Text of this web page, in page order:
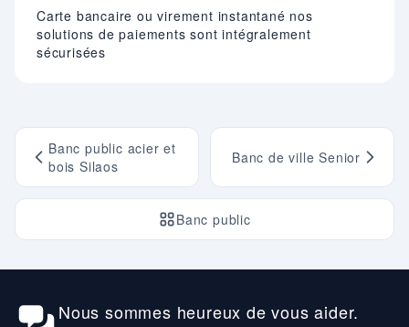
Carte bancaire ou virement instantané nos
solutions de paiements sont intégralement
sécurisées
Banc public acier et
bois Silaos
Banc public
Banc de ville Senior
Nous sommes heureux de vous aider.